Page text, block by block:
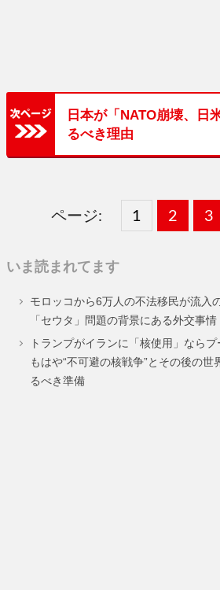
日本が「NATO崩壊、日
るべき理由
ページ:
固
ー
ジ
1 ,
固
ー
ジ
2 ,
固
ー
ジ
3
いま読まれてます
モロッコから6万人の不法移民が流入
「セウタ」問題の背景にある外交事情
トランプがイランに「核使用」ならプ
もはや“不可避の核戦争”とその後の
るべき準備